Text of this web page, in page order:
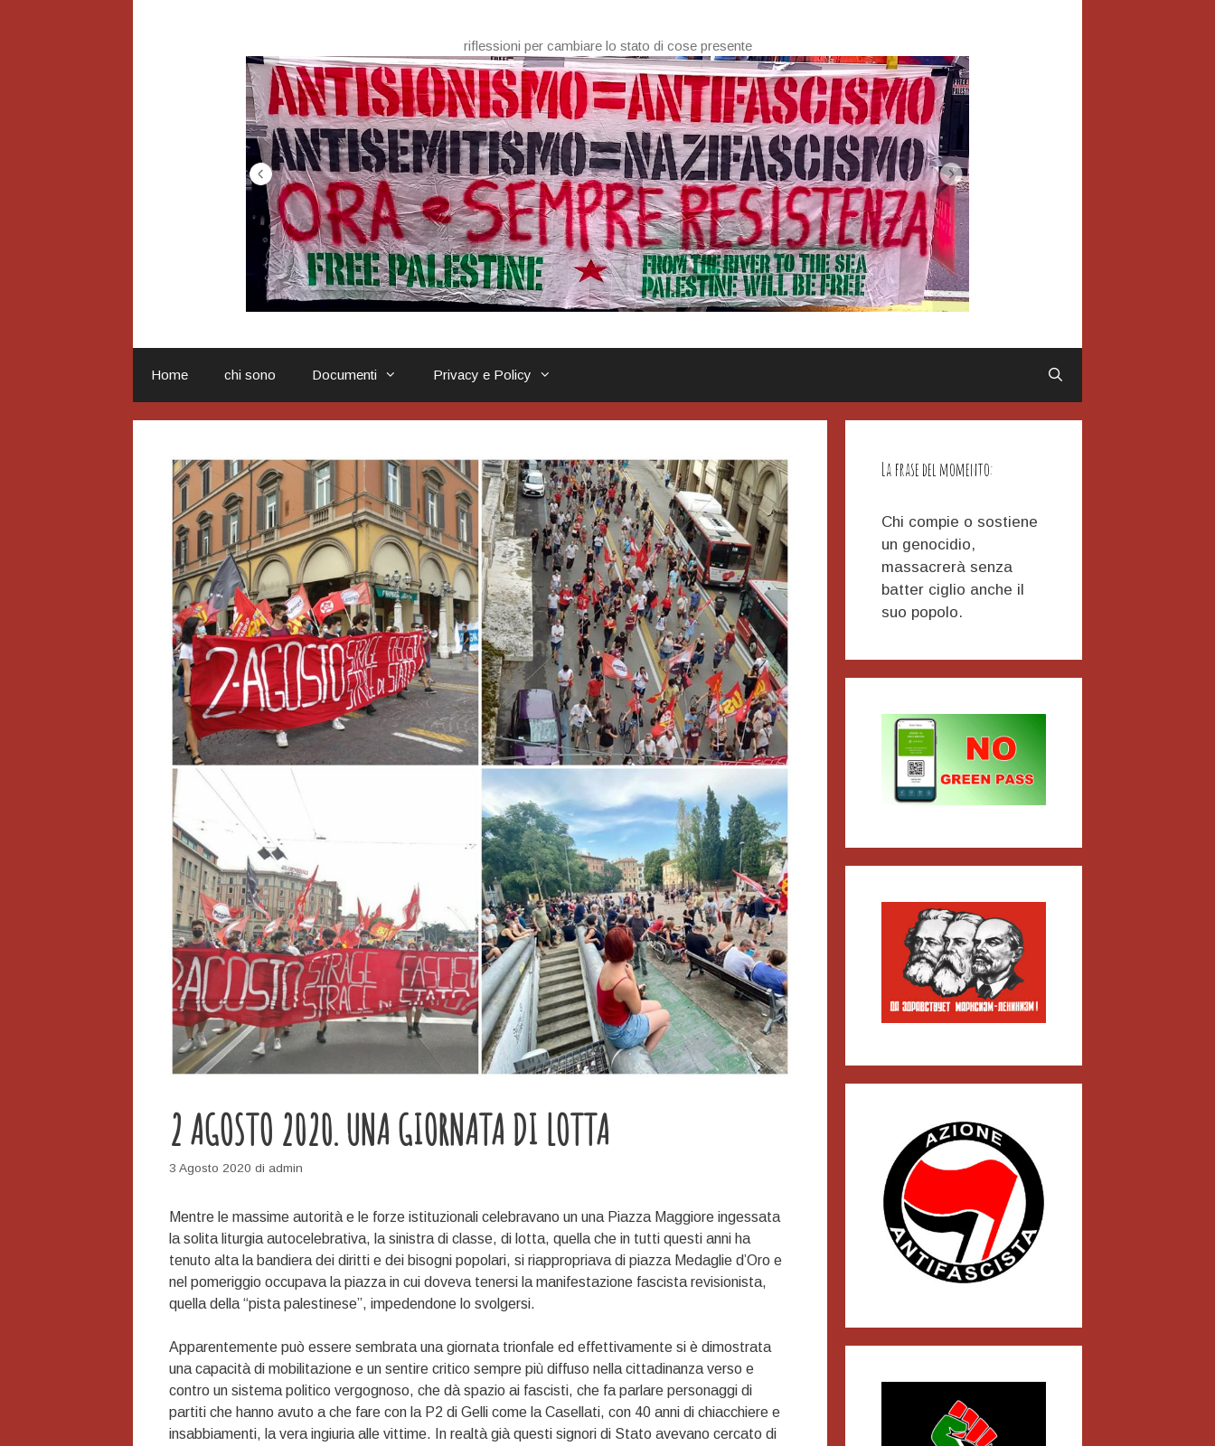
riflessioni per cambiare lo stato di cose presente
Home chi sono Documenti Privacy e Policy
2 AGOSTO 2020. UNA GIORNATA DI LOTTA
3 Agosto 2020 di admin
Mentre le massime autorità e le forze istituzionali celebravano un una Piazza Maggiore ingessata
la solita liturgia autocelebrativa, la sinistra di classe, di lotta, quella che in tutti questi anni ha
tenuto alta la bandiera dei diritti e dei bisogni popolari, si riappropriava di piazza Medaglie d’Oro e
nel pomeriggio occupava la piazza in cui doveva tenersi la manifestazione fascista revisionista,
quella della “pista palestinese”, impedendone lo svolgersi.
Apparentemente può essere sembrata una giornata trionfale ed effettivamente si è dimostrata
una capacità di mobilitazione e un sentire critico sempre più diffuso nella cittadinanza verso e
contro un sistema politico vergognoso, che dà spazio ai fascisti, che fa parlare personaggi di
partiti che hanno avuto a che fare con la P2 di Gelli come la Casellati, con 40 anni di chiacchiere e
insabbiamenti, la vera ingiuria alle vittime. In realtà già questi signori di Stato avevano cercato di
La frase del momento:
Chi compie o sostiene
un genocidio,
massacrerà senza
batter ciglio anche il
suo popolo.